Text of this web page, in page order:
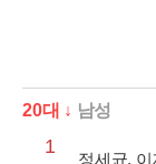
20대 ↓ 남성
1
정세균,